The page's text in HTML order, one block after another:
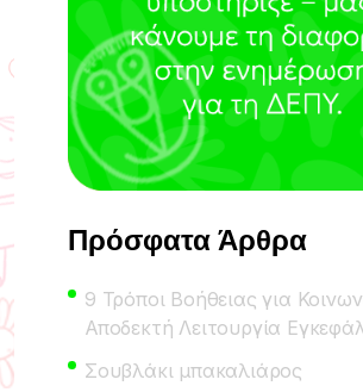
Πρόσφατα Άρθρα
9 Τρόποι Βοήθειας για
Αποδεκτή Λειτουργία
Σουβλάκι μπακαλιάρος